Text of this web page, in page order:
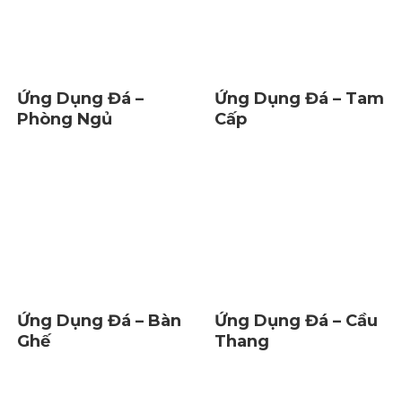
Ứng Dụng Đá –
Phòng Ngủ
Ứng Dụng Đá – Tam
Cấp
Ứng Dụng Đá – Bàn
Ghế
Ứng Dụng Đá – Cầu
Thang